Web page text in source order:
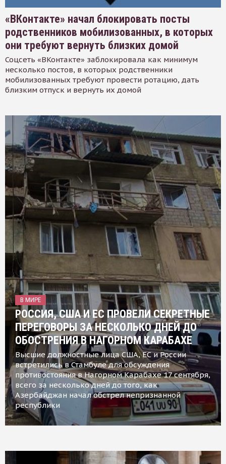
«ВКонтакте» начал блокировать посты
родственников мобилизованных, в которых
они требуют вернуть близких домой
Соцсеть «ВКонтакте» заблокировала как минимум
несколько постов, в которых родственники
мобилизованных требуют провести ротацию, дать
близким отпуск и вернуть их домой
В МИРЕ
РОССИЯ, США И ЕС ПРОВЕЛИ СЕКРЕТНЫЕ
ПЕРЕГОВОРЫ ЗА НЕСКОЛЬКО ДНЕЙ ДО
ОБОСТРЕНИЯ В НАГОРНОМ КАРАБАХЕ
Высшие должностные лица США, ЕС и России
встретились в Стамбуле для обсуждения
противостояния в Нагорном Карабахе 17 сентября,
всего за несколько дней до того, как
Азербайджан начал обстрел непризнанной
республики